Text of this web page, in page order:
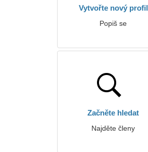
Vytvořte nový profil
Popiš se
Začněte hledat
Najděte členy